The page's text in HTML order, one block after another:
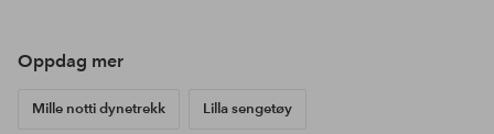
Oppdag mer
Mille notti dynetrekk Lilla sengetøy